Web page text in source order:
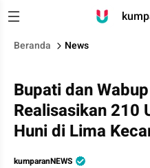
Beranda News
Bupati dan
Realisasikan 210
Huni di Lima
kumparanNEWS